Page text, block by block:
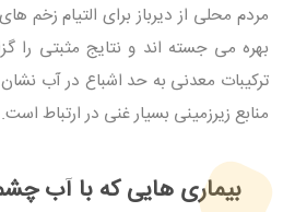
مردم محلی از دیرباز برای التیام زخم
بهره می جسته اند و نتایج مثبتی را
ترکیبات معدنی به حد اشباع در آب
منابع زیرزمینی بسیار غنی در ارتباط است.
بیماری هایی که با آب